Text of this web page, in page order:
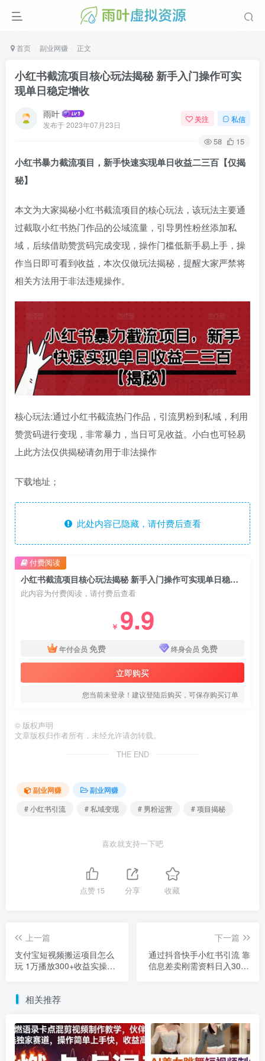
首页 副业网赚 正文
小红书截流项目核心玩法揭秘 新手入门操作可实
现单日稳定增收
雨叶
发布于2023年07月23日
关注 私信
58 15
小红书暴力截流项目，新手快速实现单日收益二三百【仅揭
秘】
本文为大家揭秘小红书截流项目的核心玩法，该玩法主要通
过截取小红书热门作品的公域流量，引导男性粉丝添加私
域，后续借助赞赏码完成变现，操作门槛低新手易上手，操
作当日即可看到收益，本次仅做玩法揭秘，提醒大家严禁将
相关方法用于非法违规操作。
核心玩法:通过小红书截流热门作品，引流男粉到私域，利用
赞赏码进行变现，非常暴力，当日可见收益。小白也可轻易
上此方法仅供揭秘请勿用于非法操作
下载地址；
此处内容已隐藏，请付费后查看
小红书截流项目核心玩法揭秘 新手入门操作可实现单日稳定增收
此内容为付费阅读，请付费后查看
￥ 9.9
年付会员 免费 终身会员 免费
立即购买
您当前未登录！建议登陆后购买，可保存购买订单
付费阅读
© 版权声明
文章版权归作者所有，未经允许请勿转载。
THE END
副业网赚
副业网赚
# 小红书引流
# 私域变现 # 男粉运营 # 项目揭秘
喜欢就支持一下吧
点赞15 分享 收藏
上一篇
支付宝短视频搬运项目怎么
玩 1万播放300+收益实操攻
下一篇
通过抖音快手小红书引流 靠
信息差卖刚需资料日入3000
相关推荐